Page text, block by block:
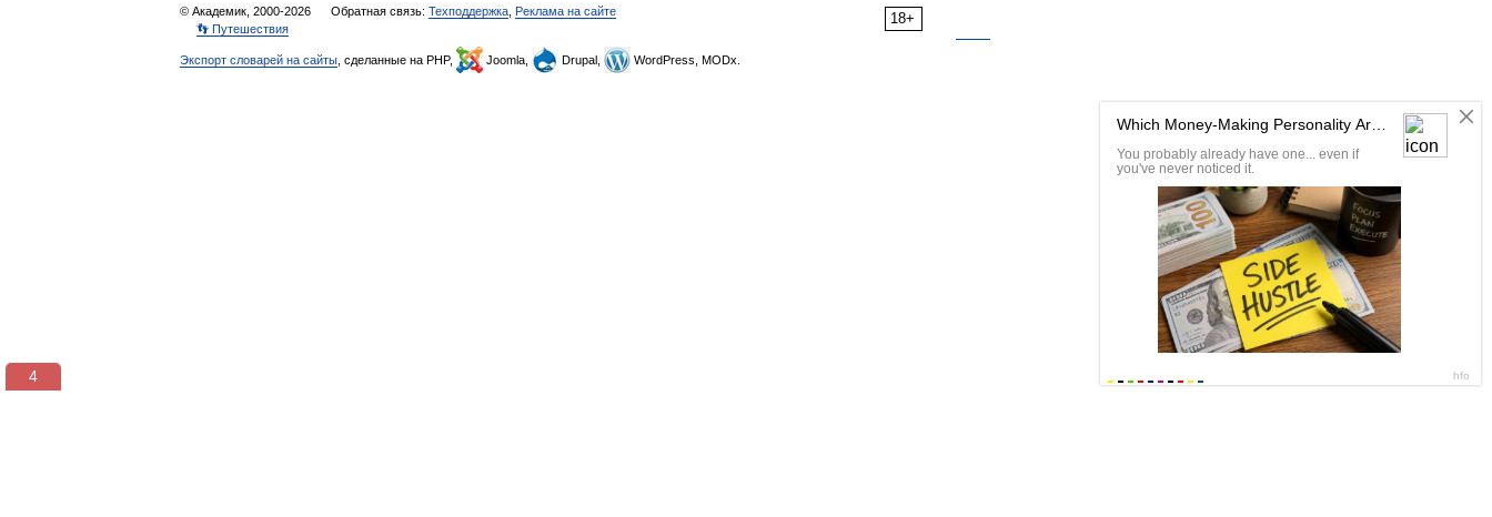
18+
© Академик, 2000-2026 Обратная связь: Техподдержка Реклама на сайте
👣 Путешествия
Экспорт словарей на сайты , сделанные на PHP, Joomla, Drupal, WordPress, MODx.
3